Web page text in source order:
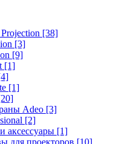
[38]
[3]
[9]
[1]
[1]
Adeo [3]
[2]
аксессуары [1]
для проекторов [10]